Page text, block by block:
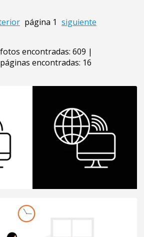
página 1 siguiente
encontradas: 609 |
encontradas: 16